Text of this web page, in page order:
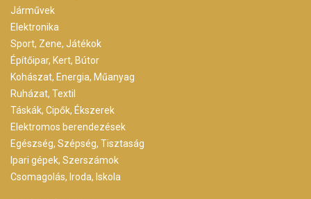
Járművek
Elektronika
Sport, Zene, Játékok
Építőipar, Kert, Bútor
Kohászat, Energia, Műanyag
Ruházat, Textil
Táskák, Cipők, Ékszerek
Elektromos berendezések
Egészség, Szépség, Tisztaság
Ipari gépek, Szerszámok
Csomagolás, Iroda, Iskola